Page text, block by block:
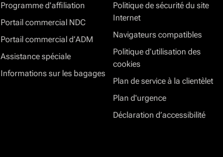
Programme d'affiliation
Portail commercial NDC
Portail commercial d’ADM
Assistance spéciale
Informations sur les bagages
Politique de sécurité du site
Internet
Navigateurs compatibles
Politique d’utilisation des
cookies
Plan de service à la clientèlet
Plan d'urgence
Déclaration d’accessibilité